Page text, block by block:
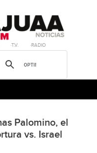
·T.V. ·RADIO
Palomino, el
vs. Israel